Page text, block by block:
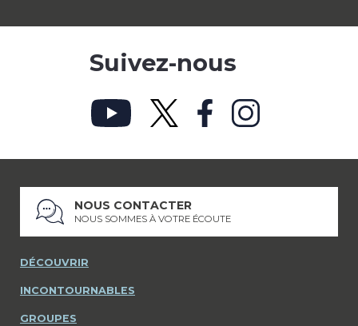
Suivez-nous
NOUS CONTACTER
NOUS SOMMES À VOTRE ÉCOUTE
DÉCOUVRIR
INCONTOURNABLES
GROUPES